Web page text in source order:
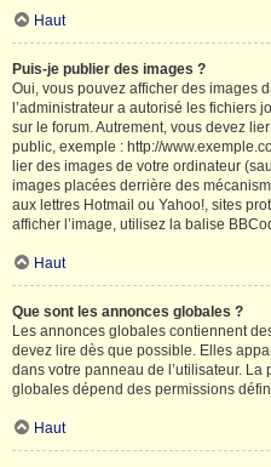
Haut
Puis-je publier des images ?
Oui, vous pouvez afficher des images
l’administrateur a autorisé les fichiers
sur le forum. Autrement, vous devez
public, exemple : http://
lier des images de votre ordinateur
images placées derrière des
aux lettres Hotmail ou Yahoo!, sites
afficher l’image, utilisez la balise
Haut
Que sont les annonces globales ?
Les annonces globales contiennent
devez lire dès que possible. Elles
dans votre panneau de l’utilisateur.
globales dépend des permissions
Haut